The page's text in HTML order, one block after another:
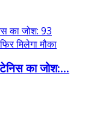
का जोश:...